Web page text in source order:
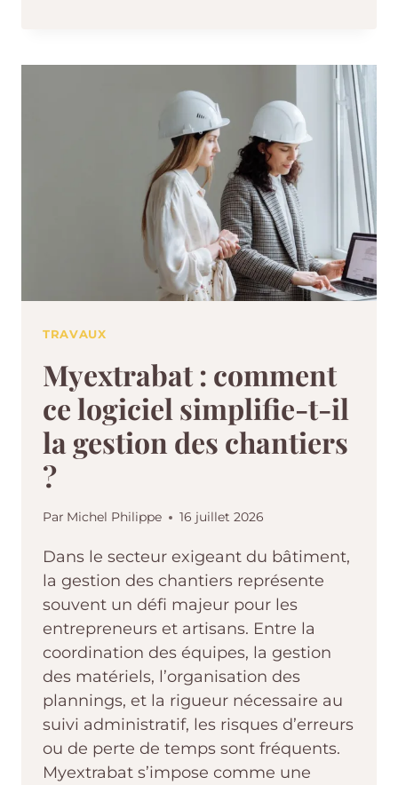
TRAVAUX
Myextrabat : comment
ce logiciel simplifie-t-il
la gestion des chantiers
?
Par Michel Philippe 16 juillet 2026
Dans le secteur exigeant du bâtiment,
la gestion des chantiers représente
souvent un défi majeur pour les
entrepreneurs et artisans. Entre la
coordination des équipes, la gestion
des matériels, l’organisation des
plannings, et la rigueur nécessaire au
suivi administratif, les risques d’erreurs
ou de perte de temps sont fréquents.
Myextrabat s’impose comme une